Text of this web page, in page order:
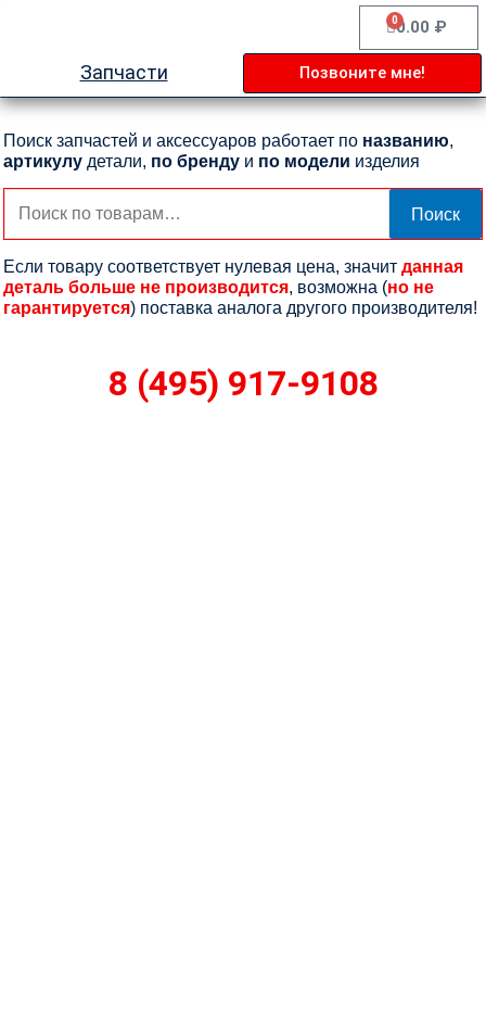
0.00 ₽
0
Cart
Запчасти Позвоните мне!
Поиск запчастей и аксессуаров работает по названию,
артикулу детали, по бренду и по модели изделия
Искать:
Поиск
Если товару соответствует нулевая цена, значит данная
деталь больше не производится, возможна (но не
гарантируется) поставка аналога другого производителя!
8 (495) 917-9108